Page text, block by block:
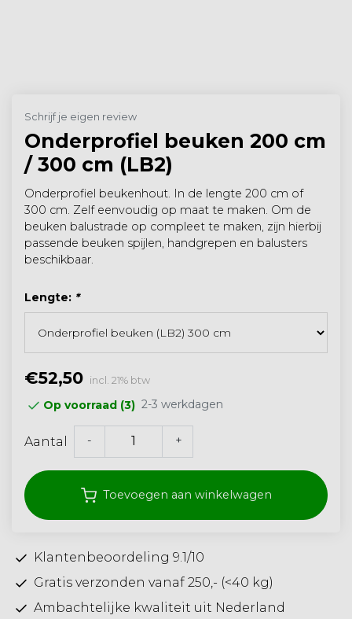
Schrijf je eigen review
Onderprofiel beuken 200 cm
/ 300 cm (LB2)
Onderprofiel beukenhout. In de lengte 200 cm of
300 cm. Zelf eenvoudig op maat te maken. Om de
beuken balustrade op compleet te maken, zijn hierbij
passende beuken spijlen, handgrepen en balusters
beschikbaar.
Lengte: *
€52,50 incl. 21% btw
Op voorraad (3) 2-3 werkdagen
Aantal - +
Toevoegen aan winkelwagen
Klantenbeoordeling 9.1/10
Gratis verzonden vanaf 250,- (<40 kg)
Ambachtelijke kwaliteit uit Nederland